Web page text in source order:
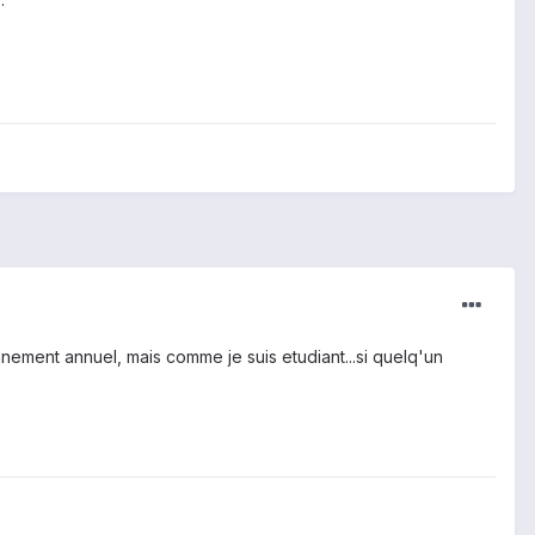
annuel, mais comme je suis etudiant...si quelq'un